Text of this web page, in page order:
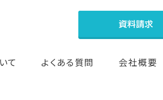
て よくある質問 会社概要